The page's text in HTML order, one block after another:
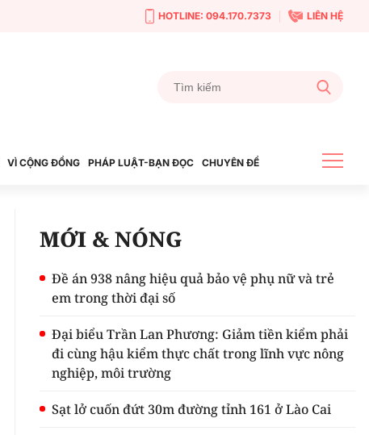
HOTLINE: 094.170.7373 LIÊN HỆ
VÌ CỘNG ĐỒNG PHÁP LUẬT-BẠN ĐỌC CHUYÊN ĐỀ
MỚI & NÓNG
Đề án 938 nâng hiệu quả bảo vệ phụ nữ và trẻ
em trong thời đại số
Đại biểu Trần Lan Phương: Giảm tiền kiểm phải
đi cùng hậu kiểm thực chất trong lĩnh vực nông
nghiệp, môi trường
Sạt lở cuốn đứt 30m đường tỉnh 161 ở Lào Cai